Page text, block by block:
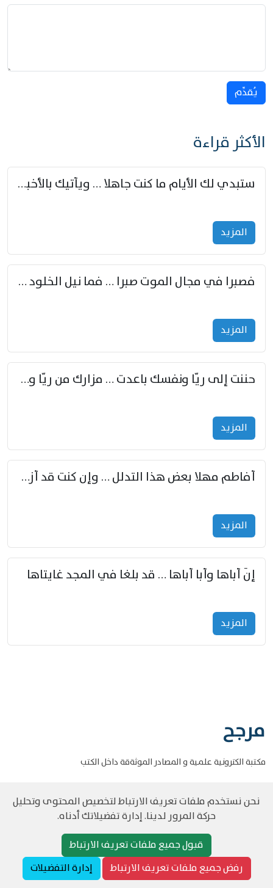
يُقدِّم
الأكثر قراءة
ستبدي لك الأيام ما كنت جاهلا … ويأتيك بالأخبار من لم تزوّد
المزید
فصبرا في مجال الموت صبرا … فما نيل الخلود بمستطاع
المزید
حننت إلى ريّا ونفسك باعدت … مزارك من ريّا وشعباكما معا
المزید
أفاطم مهلا بعض هذا التدلل … وإن كنت قد أزمعت صرمي فأجملي
المزید
إنّ أباها وأبا أباها … قد بلغا في المجد غايتاها
المزید
مرجح
مكتبة الكترونية علمية و المصادر الموثةقة داخل الكتب
حقوق الطبع والنشر مرجح جميع الحقوق محفوظةسياسة و الخصوصية
نحن نستخدم ملفات تعريف الارتباط لتخصيص المحتوى وتحليل
حركة المرور لدينا. إدارة تفضيلاتك أدناه.
قبول جميع ملفات تعريف الارتباط
رفض جميع ملفات تعريف الارتباط
إدارة التفضيلات